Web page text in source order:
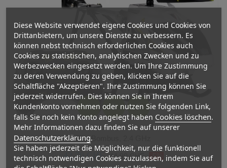
  
Sky Bombus, 2.4 GHz
42,70 CHF 44,90 CHF -5%
Diese Website verwendet eigene Cookies und Cookies von
Drittanbietern, um unsere Dienste zu verbessern. Es
können nebst technisch erforderlichen Cookies auch
Cookies zu statistischen, analytischen Zwecken und zu
Werbezwecken eingesetzt werden. Um Ihre Zustimmung
zu deren Verwendung zu geben, klicken Sie auf die
Schaltfläche "Akzeptieren". Ihre Zustimmung können Sie
jederzeit widerrufen. Dies können Sie in Ihrem
Kundenkonto vornehmen oder nutzen Sie folgenden Link,
falls Sie noch kein Konto angelegt haben Cookies löschen.
Mehr Informationen dazu finden Sie auf unserer
Datenschutzerklärung.
Sie haben jederzeit die Möglichkeit, nur die funktionell
technisch notwendigen Cookies zuzulassen, indem Sie auf